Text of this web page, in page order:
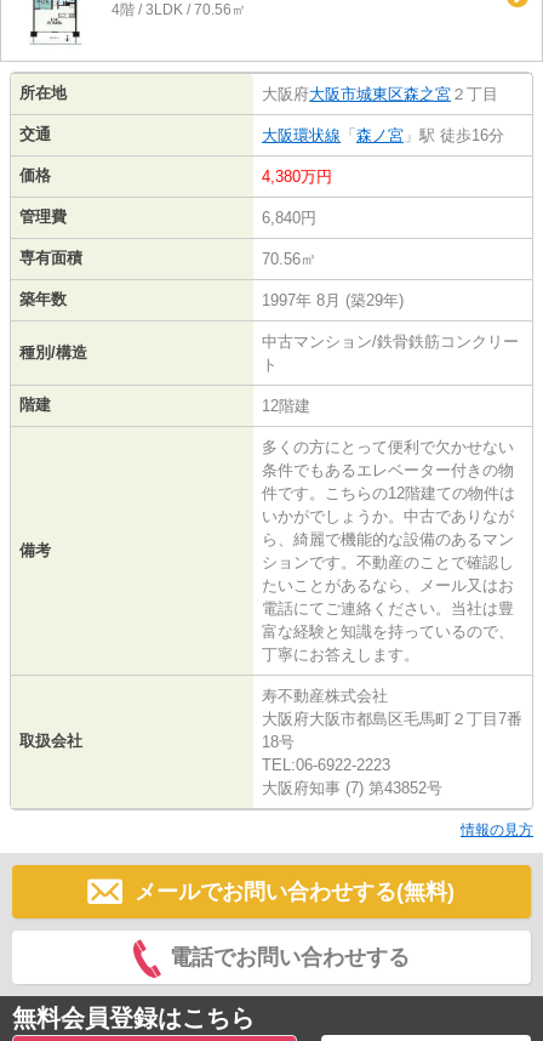
4階 / 3LDK / 70.56㎡
所在地 大阪府大阪市城東区森之宮 ２丁目
交通 大阪環状線 「 森ノ宮 」駅 徒歩16分
価格 4,380万円
管理費 6,840円
専有面積 70.56㎡
築年数 1997年 8月 (築29年)
種別/構造
中古マンション/鉄骨鉄筋コンクリー
ト
階建 12階建
備考
多くの方にとって便利で欠かせない
条件でもあるエレベーター付きの物
件です。こちらの12階建ての物件は
いかがでしょうか。中古でありなが
ら、綺麗で機能的な設備のあるマン
ションです。不動産のことで確認し
たいことがあるなら、メール又はお
電話にてご連絡ください。当社は豊
富な経験と知識を持っているので、
丁寧にお答えします。
取扱会社
寿不動産株式会社
大阪府大阪市都島区毛馬町２丁目7番
18号
TEL:06-6922-2223
大阪府知事 (7) 第43852号
情報の見方
メールでお問い合わせする(無料)
電話でお問い合わせする
無料会員登録はこちら